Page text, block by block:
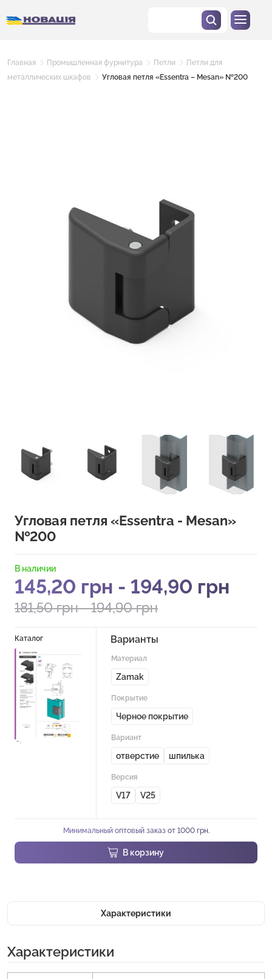
Главная Промышленная фурнитура Петли
Петли для
металлических шкафов
Угловая петля «Essentra – Mesan» №200
Угловая петля «Essentra - Mesan»
№200
В наличии
145,20 грн - 194,90 грн
181,50грн-194,90грн
Каталог Варианты
Материал
Zamak
Покрытие
Черное покрытие
Вариант
отверстие шпилька
Версия
V17 V25
Минимальный оптовый заказ от 1000 грн.
В корзину
Характеристики
Характеристики